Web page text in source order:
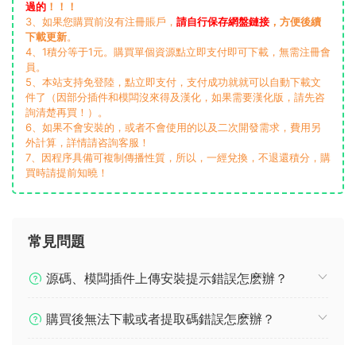
過的 ！！！
3、如果您購買前沒有注冊賬戶， 請自行保存網盤鏈接 ，方便後續
下載更新。
4、1積分等于1元。購買單個資源點立即支付即可下載，無需注冊會
員。
5、本站支持免登陸，點立即支付，支付成功就就可以自動下載文
件了（因部分插件和模闆沒來得及漢化，如果需要漢化版，請先咨
詢清楚再買！）。
6、如果不會安裝的，或者不會使用的以及二次開發需求，費用另
外計算，詳情請咨詢客服！
7、因程序具備可複制傳播性質，所以，一經兌換，不退還積分，購
買時請提前知曉！
常見問題
源碼、模闆插件上傳安裝提示錯誤怎麽辦？
購買後無法下載或者提取碼錯誤怎麽辦？